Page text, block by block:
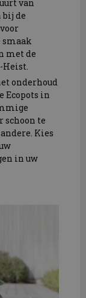
van
bij de
met de
onderhoud
Ecopots in
te
Kies
in uw